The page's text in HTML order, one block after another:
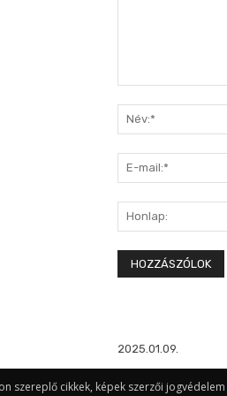
2025.01.09.
szereplő cikkek, képek szerzői